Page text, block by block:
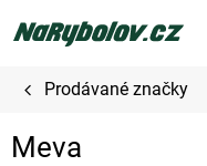
na
Prodávané značky
Meva